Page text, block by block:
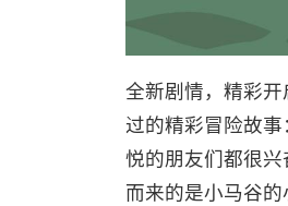
全新剧情，精彩开
过的精彩冒险故
悦的朋友们都很
而来的是小马谷